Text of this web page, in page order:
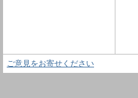
ご意見をお寄せください